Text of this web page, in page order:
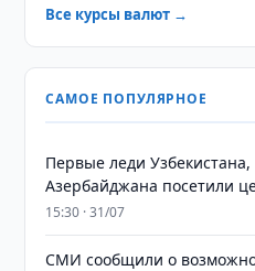
Все курсы валют →
САМОЕ ПОПУЛЯРНОЕ
Первые леди
Азербайджана посетили
15:30 · 31/07
СМИ сообщили о